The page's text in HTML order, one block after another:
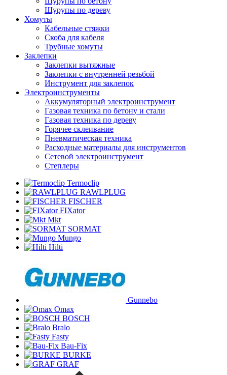
Шурупы по дереву
Хомуты
Кабельные стяжки
Скоба для кабеля
Трубные хомуты
Заклепки
Заклепки вытяжные
Заклепки с внутренней резьбой
Инструмент для заклепок
Электроинструменты
Аккумуляторный электроинструмент
Газовая техника по бетону и стали
Газовая техника по дереву
Горячее склеивание
Пневматическая техника
Расходные материалы для инструментов
Сетевой электроинструмент
Степлеры
Termoclip
RAWLPLUG
FISCHER
FIXator
Mkt
SORMAT
Mungo
Hilti
Gunnebo
Omax
BOSCH
Bralo
Fasty
Bau-Fix
BURKE
GRAF